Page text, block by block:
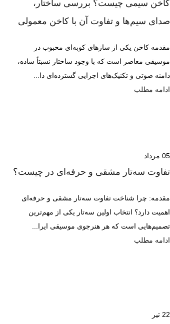
کاخن سیمی چیست؟ بررسی ساختار،
صدای سیم‌ها و تفاوت آن با کاخن معمولی
مقدمه کاخن یکی از سازهای کوبه‌ای محبوب در
موسیقی معاصر است که با وجود ساختار نسبتاً ساده،
دامنه صوتی و تکنیک‌های اجرایی گسترده‌ای دا...
ادامه مطلب
05 مرداد
تفاوت سه‌تار مشقی و حرفه‌ای در چیست؟
مقدمه: چرا شناخت تفاوت سه‌تار مشقی و حرفه‌ای
اهمیت دارد؟ انتخاب اولین سه‌تار یکی از مهم‌ترین
تصمیم‌هایی است که هر هنرجوی موسیقی ایرا...
ادامه مطلب
22 تیر